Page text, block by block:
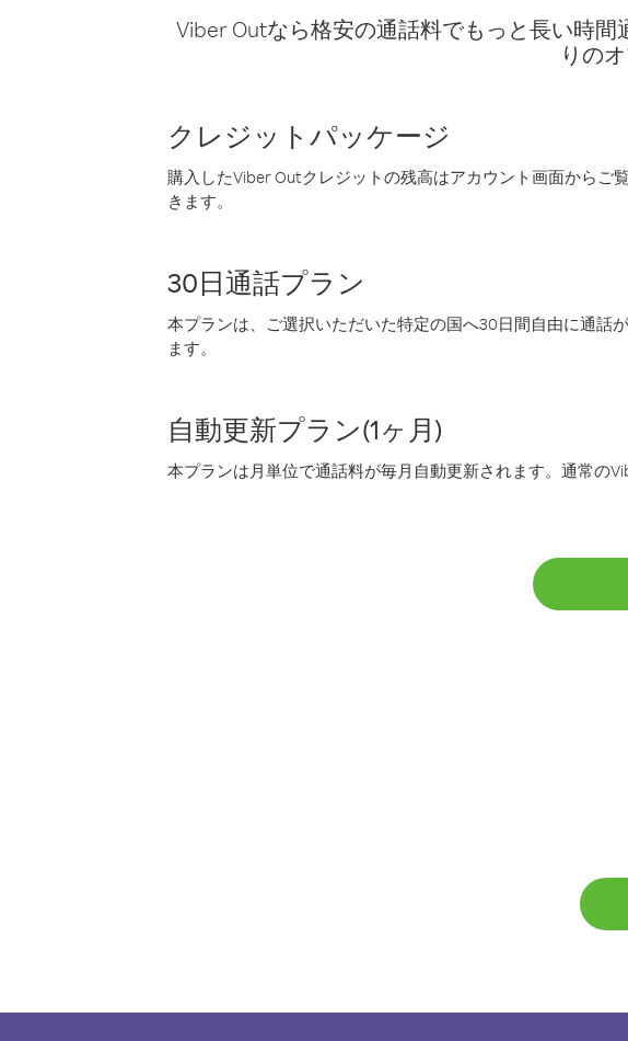
Viber Outなら格安の通話料でもっと長い時
りの
クレジットパッケージ
購入したViber Outクレジットの残高はアカウント画面から
きます。
30日通話プラン
本プランは、ご選択いただいた特定の国へ30日間自由に通話
ます。
自動更新プラン(1ヶ月)
本プランは月単位で通話料が毎月自動更新されます。通常の